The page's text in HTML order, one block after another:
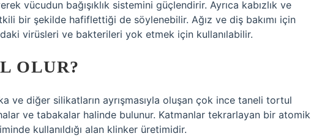
vücudun bağışıklık sistemini güçlendirir. Ayrıca kabızlık ve
bir şekilde hafiflettiği de söylenebilir. Ağız ve diş bakımı için
virüsleri ve bakterileri yok etmek için kullanılabilir.
OLUR?
ve diğer silikatların ayrışmasıyla oluşan çok ince taneli tortul
ve tabakalar halinde bulunur. Katmanlar tekrarlayan bir atomik
kullanıldığı alan klinker üretimidir.